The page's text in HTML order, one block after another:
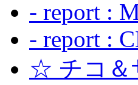
- report :
- report :
☆ チコ＆